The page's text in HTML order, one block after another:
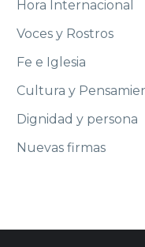
Hora Internacional
Voces y Rostros
Fe e Iglesia
Cultura y
Dignidad y persona
Nuevas firmas